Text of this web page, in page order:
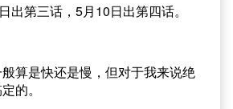
出第三话，5月10日出第四话。
算是快还是慢，但对于我来说绝
的。